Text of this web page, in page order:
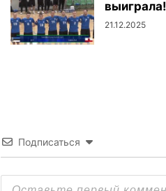
выиграла!
21.12.2025
Подписаться